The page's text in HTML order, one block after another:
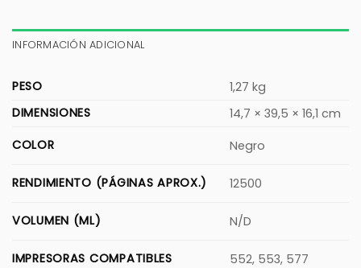
INFORMACIÓN ADICIONAL
PESO
1,27 kg
DIMENSIONES
14,7 × 39,5 × 16,1 cm
COLOR
Negro
RENDIMIENTO (PÁGINAS APROX.) 12500
VOLUMEN (ML) N/D
IMPRESORAS COMPATIBLES 552, 553, 577